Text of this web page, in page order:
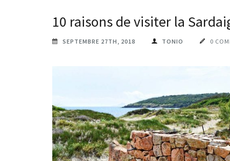
10 raisons de visiter la
SEPTEMBRE 27TH, 2018 TONIO 0